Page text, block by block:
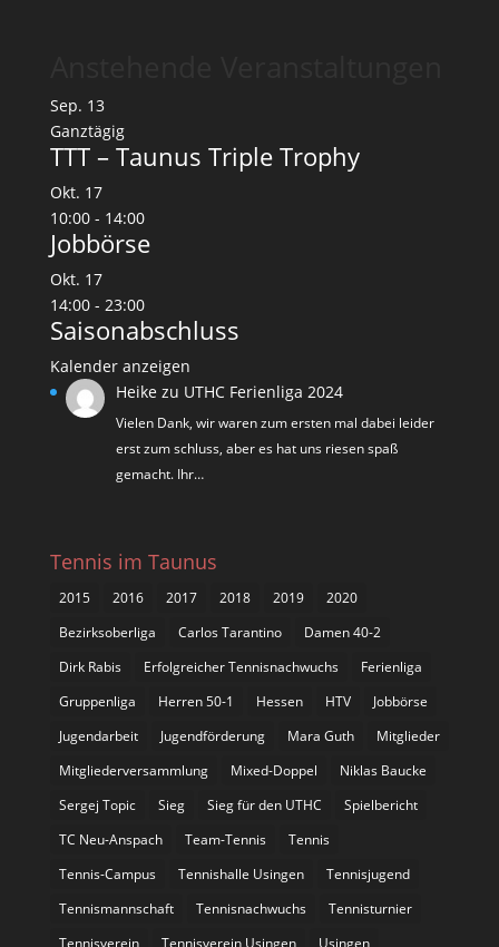
Sep. 13
Ganztägig
TTT – Taunus Triple Trophy
Okt. 17
10:00- 14:00
Jobbörse
Okt. 17
14:00- 23:00
Saisonabschluss
Kalender anzeigen
Heike zu UTHC Ferienliga 2024
Vielen Dank, wir waren zum ersten mal dabei leider
erst zum schluss, aber es hat uns riesen spaß
gemacht. Ihr…
Tennis im Taunus
2015 2016 2017 2018 2019
2020
Bezirksoberliga
Carlos Tarantino
Damen 40-2
Dirk Rabis
Erfolgreicher Tennisnachwuchs
Ferienliga
Gruppenliga
Herren 50-1 Hessen HTV
Jobbörse
Jugendarbeit
Jugendförderung Mara Guth
Mitglieder
Mitgliederversammlung
Mixed-Doppel
Niklas Baucke
Sergej Topic
Sieg Sieg für den UTHC
Spielbericht
TC Neu-Anspach
Team-Tennis
Tennis
Tennis-Campus
Tennishalle Usingen
Tennisjugend
Tennismannschaft
Tennisnachwuchs
Tennisturnier
Tennisverein
Tennisverein Usingen Usingen